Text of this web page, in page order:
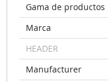
Gama de productos
Marca
HEADER
Manufacturer